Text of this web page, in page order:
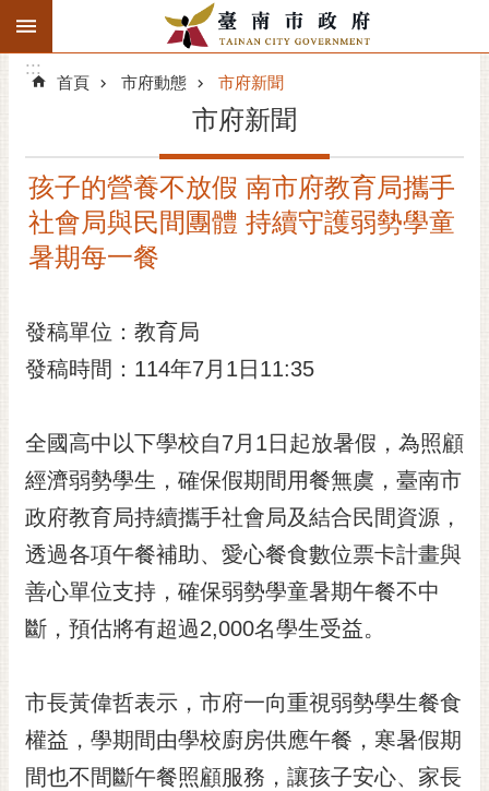
跳到主要內容區塊
搜
階
精彩府城
市府動態
市民互動
黃
偉
哲
光
桐
花
祭
:::
:::
首頁 市府動態 市府新聞
市府新聞
孩子的營養不放假 南市府教育局攜手
社會局與民間團體 持續守護弱勢學童
暑期每一餐
發稿單位：教育局
發稿時間：114年7月1日11:35
全國高中以下學校自7月1日起放暑假，為照顧
經濟弱勢學生，確保假期間用餐無虞，臺南市
政府教育局持續攜手社會局及結合民間資源，
透過各項午餐補助、愛心餐食數位票卡計畫與
善心單位支持，確保弱勢學童暑期午餐不中
斷，預估將有超過2,000名學生受益。
市長黃偉哲表示，市府一向重視弱勢學生餐食
權益，學期間由學校廚房供應午餐，寒暑假期
間也不間斷午餐照顧服務，讓孩子安心、家長